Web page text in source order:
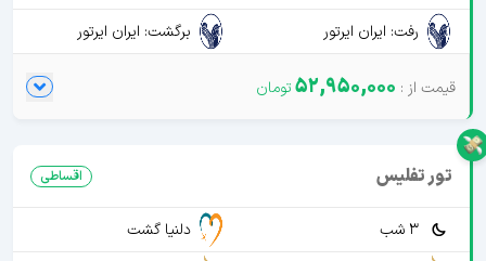
رفت: ایران ایرتور
برگشت: ایران ایرتور
52,950,000
تور تفلیس اقساطی
3 شب دلنیا گشت